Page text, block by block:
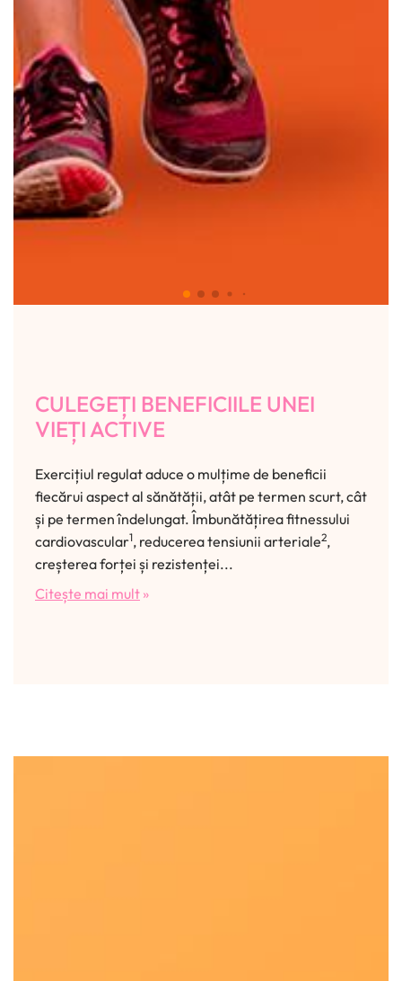
CULEGEȚI BENEFICIILE UNEI
VIEȚI ACTIVE
Exercițiul regulat aduce o mulțime de beneficii
fiecărui aspect al sănătății, atât pe termen scurt, cât
și pe termen îndelungat. Îmbunătățirea fitnessului
cardiovascular1, reducerea tensiunii arteriale2,
creșterea forței și rezistenței...
Citește mai mult »